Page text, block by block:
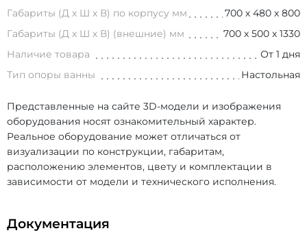
Габариты (Д х Ш х В) по корпусу мм
700 х 480 х 800
Габариты (Д х Ш х В) (внешние) мм
700 х 500 х 1330
Наличие товара
От 1 дня
Тип опоры ванны
Настольная
Представленные на сайте 3D-модели и изображения
оборудования носят ознакомительный характер.
Реальное оборудование может отличаться от
визуализации по конструкции, габаритам,
расположению элементов, цвету и комплектации в
зависимости от модели и технического исполнения.
Документация